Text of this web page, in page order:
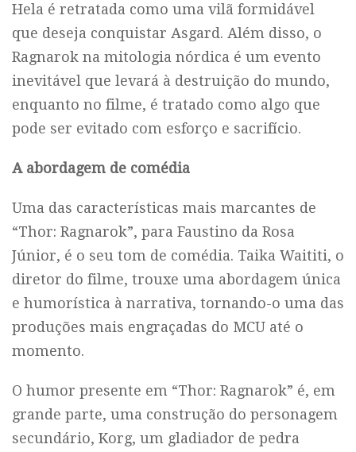
Hela é retratada como uma vilã formidável
que deseja conquistar Asgard. Além disso, o
Ragnarok na mitologia nórdica é um evento
inevitável que levará à destruição do mundo,
enquanto no filme, é tratado como algo que
pode ser evitado com esforço e sacrifício.
A abordagem de comédia
Uma das características mais marcantes de
“Thor: Ragnarok”, para Faustino da Rosa
Júnior, é o seu tom de comédia. Taika Waititi, o
diretor do filme, trouxe uma abordagem única
e humorística à narrativa, tornando-o uma das
produções mais engraçadas do MCU até o
momento.
O humor presente em “Thor: Ragnarok” é, em
grande parte, uma construção do personagem
secundário, Korg, um gladiador de pedra